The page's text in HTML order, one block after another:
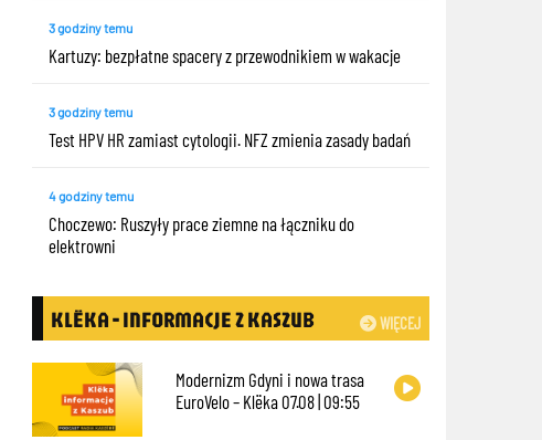
3 godziny temu
Kartuzy: bezpłatne spacery z przewodnikiem w wakacje
3 godziny temu
Test HPV HR zamiast cytologii. NFZ zmienia zasady badań
4 godziny temu
Choczewo: Ruszyły prace ziemne na łączniku do
elektrowni
WIĘCEJ
KLËKA - INFORMACJE Z KASZUB
Modernizm Gdyni i nowa trasa
EuroVelo – Klëka 07.08 | 09:55